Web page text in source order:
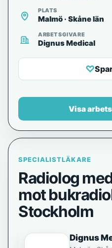
SPECIALISTLÄKARE
Radiolog
mot
Stockholm
Dignus
PLATS
Malmö · Skåne län
ARBETSGIVARE
Dignus Medical
♡
Visa